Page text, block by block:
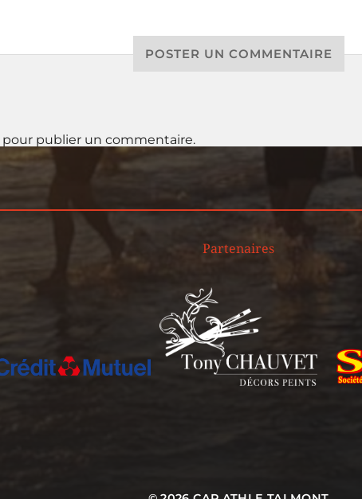
POSTER UN COMMENTAIRE
pour publier un commentaire.
Partenaires